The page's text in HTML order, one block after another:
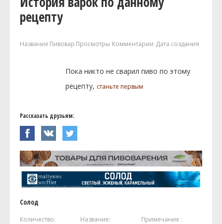
рецепту
Название Пивовар Просмотры Комментарии Дата создания
Пока никто не сварил пиво по этому
рецепту, станьте первым
Рассказать друзьям:
Солод
Количество: Название: Примечание :